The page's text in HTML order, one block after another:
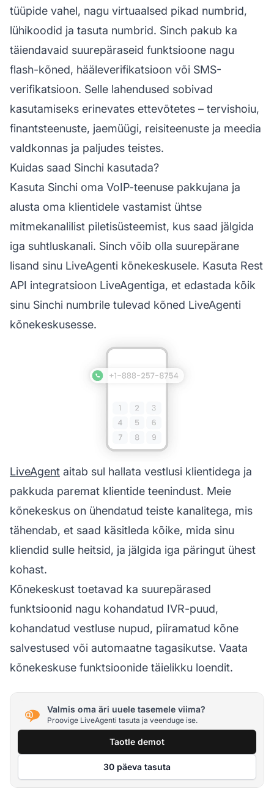
tüüpide vahel, nagu virtuaalsed pikad numbrid,
lühikoodid ja tasuta numbrid. Sinch pakub ka
täiendavaid suurepäraseid funktsioone nagu
flash-kõned, hääleverifikatsioon või SMS-
verifikatsioon. Selle lahendused sobivad
kasutamiseks erinevates ettevõtetes – tervishoiu,
finantsteenuste, jaemüügi, reisiteenuste ja meedia
valdkonnas ja paljudes teistes.
Kuidas saad Sinchi kasutada?
Kasuta Sinchi oma VoIP-teenuse pakkujana ja
alusta oma klientidele vastamist ühtse
mitmekanalilist piletisüsteemist, kus saad jälgida
iga suhtluskanali. Sinch võib olla suurepärane
lisand sinu LiveAgenti kõnekeskusele. Kasuta Rest
API integratsioon LiveAgentiga, et edastada kõik
sinu Sinchi numbrile tulevad kõned LiveAgenti
kõnekeskusesse.
LiveAgent aitab sul hallata vestlusi klientidega ja
pakkuda paremat klientide teenindust. Meie
kõnekeskus on ühendatud teiste kanalitega, mis
tähendab, et saad käsitleda kõike, mida sinu
kliendid sulle heitsid, ja jälgida iga päringut ühest
kohast.
Kõnekeskust toetavad ka suurepärased
funktsioonid nagu kohandatud IVR-puud,
kohandatud vestluse nupud, piiramatud kõne
salvestused või automaatne tagasikutse. Vaata
kõnekeskuse funktsioonide täielikku loendit.
Valmis oma äri uuele tasemele viima?
Proovige LiveAgenti tasuta ja veenduge ise.
Taotle demot
30 päeva tasuta